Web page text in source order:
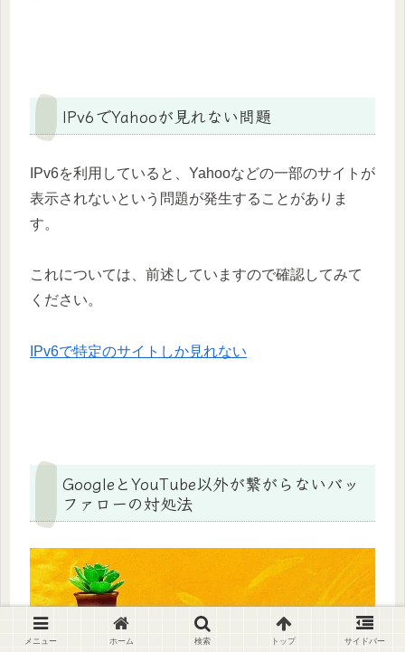
IPv6でYahooが見れない問題
IPv6を利用していると、Yahooなどの一部のサイトが
表示されないという問題が発生することがありま
す。
これについては、前述していますので確認してみて
ください。
IPv6で特定のサイトしか見れない
GoogleとYouTube以外が繋がらないバッ
ファローの対処法
メニュー ホーム 検索 トップ サイドバー